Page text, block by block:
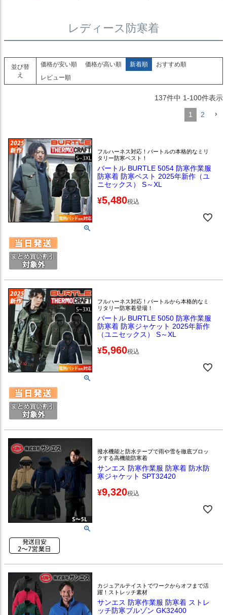
レディース防寒着
並び替
え
価格が安い順 価格が高い順 新着順
おすすめ順
レビュー順
137件中 1-100件表示
1 2
フルハーネス対応！バートルの本格的なミリ
タリー防寒ベスト！
バートル BURTLE 5054 防寒作業服
防寒着 防寒ベスト 2025年新作（ユ
ニセックス） S～XL
¥5,480税込
フルハーネス対応！バートルから本格的なミ
リタリー防寒着登場！
バートル BURTLE 5050 防寒作業服
防寒着 防寒ジャケット 2025年新作
（ユニセックス） S～XL
¥5,960税込
撥水機能と防水テープで雨や雪を徹底ブロッ
クする高機能防寒着
サンエス 防寒作業服 防寒着 防水防
寒ジャケット SPT32420
¥9,320税込
カジュアルテイストでワークからオフまで活
躍！ストレッチ素材
サンエス 防寒作業服 防寒着 ストレ
ッチ防寒ブルゾン GK32400